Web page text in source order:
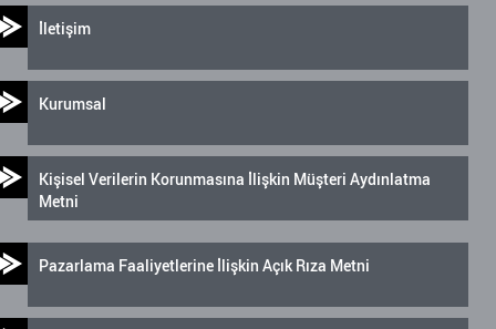
İletişim
Kurumsal
Kişisel Verilerin Korunmasına İlişkin Müşteri Aydınlatma
Metni
Pazarlama Faaliyetlerine İlişkin Açık Rıza Metni